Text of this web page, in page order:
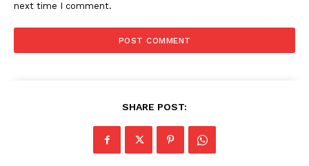
next time I comment.
SHARE POST: